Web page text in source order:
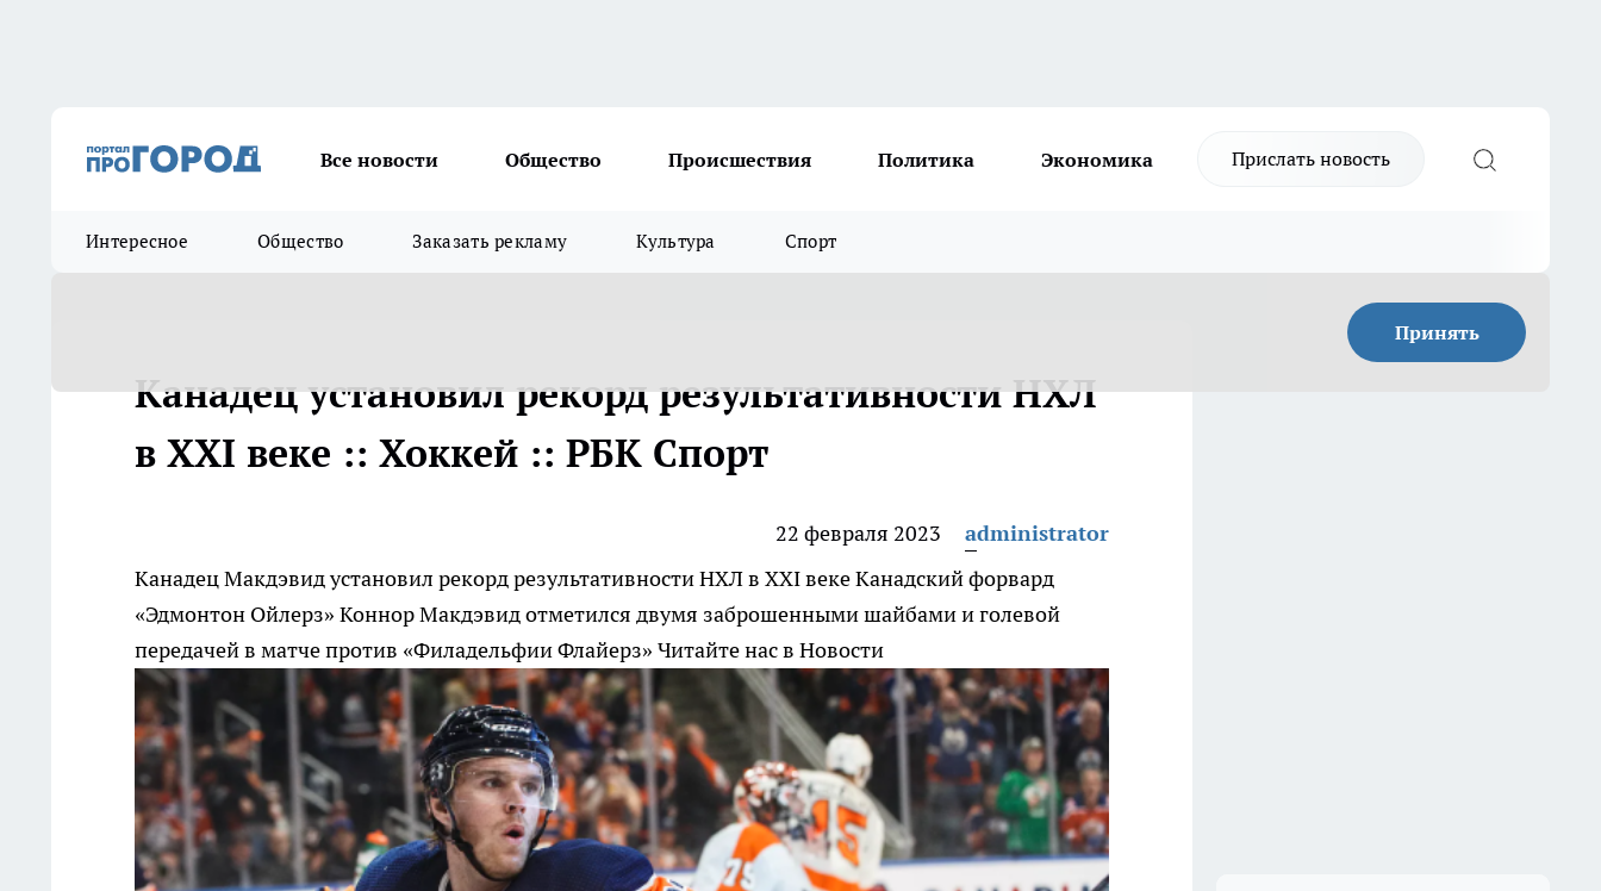
Все новости Общество Происшествия Политика Экономика Прислать новость
Интересное Общество Заказать рекламу Культура Спорт
Принять
Канадец установил рекорд результативности НХЛ
в XXI веке :: Хоккей :: РБК Спорт
22 февраля 2023
administrator
Канадец Макдэвид установил рекорд результативности НХЛ в XXI векеКанадский форвард
«Эдмонтон Ойлерз» Коннор Макдэвид отметился двумя заброшенными шайбами и голевой
передачей в матче против «Филадельфии Флайерз» Читайте нас в Новости